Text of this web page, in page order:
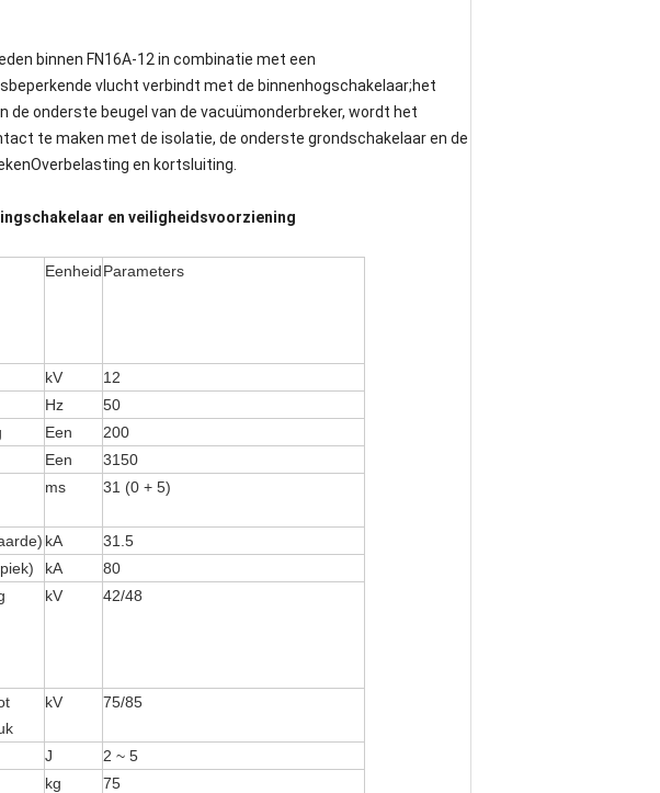
binnen FN16A-12 in combinatie met een
vlucht verbindt met de binnenhogschakelaar;het
de onderste beugel van de vacuümonderbreker, wordt het
te maken met de isolatie, de onderste grondschakelaar en de
en kortsluiting.
en veiligheidsvoorziening
EenheidParameters
kV
12
Hz
50
Een
200
Een
3150
ms 31 (0 + 5)
kA
31.5
kA
80
kV 42/48
kV 75/85
J
2 ~ 5
kg
75